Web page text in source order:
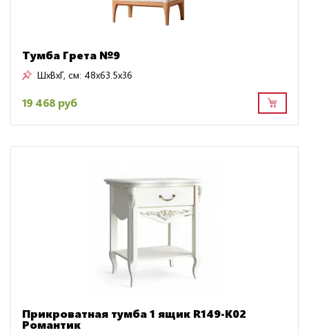
Тумба Грета №9
ШxВxГ, см: 48x63.5x36
19 468 руб
Прикроватная тумба 1 ящик R149-K02
Романтик